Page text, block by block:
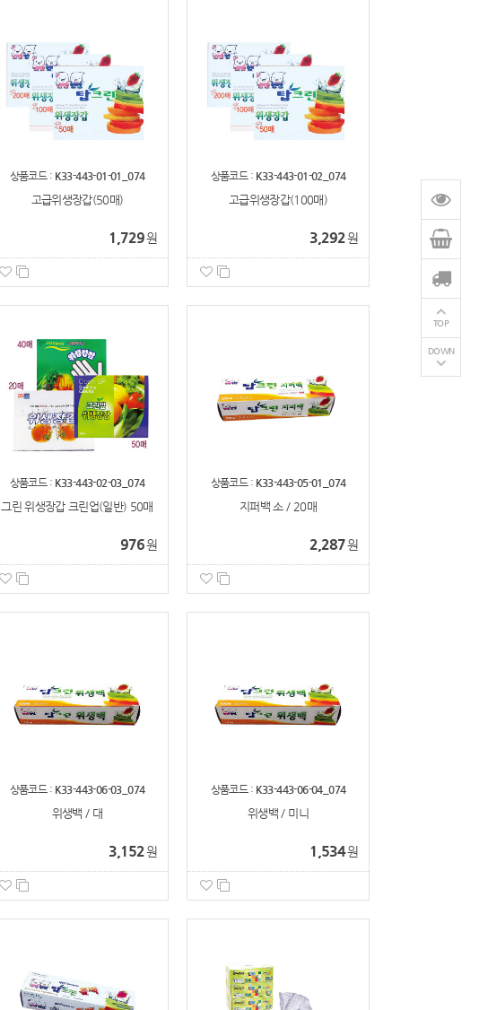
TOP
DOWN
상품코드 : K33-443-01-01_074
고급위생장갑(50매)
1,729원
상품코드 : K33-443-01-02_074
고급위생장갑(100매)
3,292원
상품코드 : K33-443-02-03_074
그린 위생장갑 크린업(일반) 50매
976원
상품코드 : K33-443-05-01_074
지퍼백 소 / 20매
2,287원
상품코드 : K33-443-06-03_074
위생백 / 대
3,152원
상품코드 : K33-443-06-04_074
위생백 / 미니
1,534원